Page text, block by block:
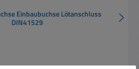
Einbaubuchse Lötanschluss
DIN41529